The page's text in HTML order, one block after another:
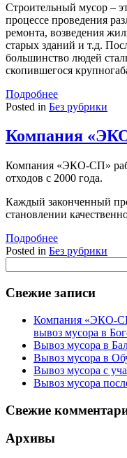
Строительный мусор –
процессе проведения
ремонта, возведения
старых зданий и т.д.
большинство людей
скопившегося
Подробнее
Posted in Без рубрики
Компания
Компания «ЭКО-СП»
отходов с 2000 года.
Каждый законченный
становлении
Подробнее
Posted in Без рубрики
Свежие записи
Компания «ЭКО-
вывоз мусора в
Вывоз мусора в
Вывоз мусора в
Вывоз мусора с
Вывоз мусора
Свежие
Архивы